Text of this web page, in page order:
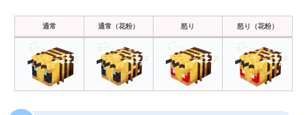
通常 通常（花粉） 怒り 怒り（花粉）